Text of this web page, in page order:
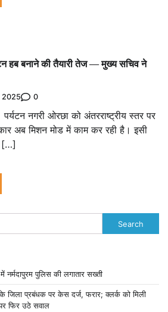
हब बनाने की तैयारी तेज — मुख्य सचिव ने
2025 0
नगरी ओरछा को अंतरराष्ट्रीय स्तर पर
अब मिशन मोड में काम कर रही है। इसी
[…]
Search
नर्मदापुरम पुलिस की लगातार सख्ती
जिला प्रबंधक पर केस दर्ज, फरार; क्लर्क को मिली
फिर उठे सवाल